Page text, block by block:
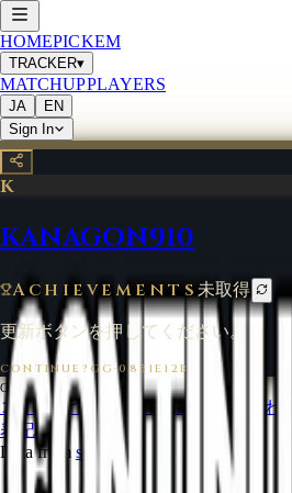
HOMEPICKEM
TRACKER▾
MATCHUPPLAYERS
JA
EN
Sign In
K
KANAGON910
Achievements未取得
更新ボタンを押してください。
CONTINUE?GG·0851E12B
CONTINUE?GG ©
2026
コインについて
お問い合わせ
表記
Data from start.gg